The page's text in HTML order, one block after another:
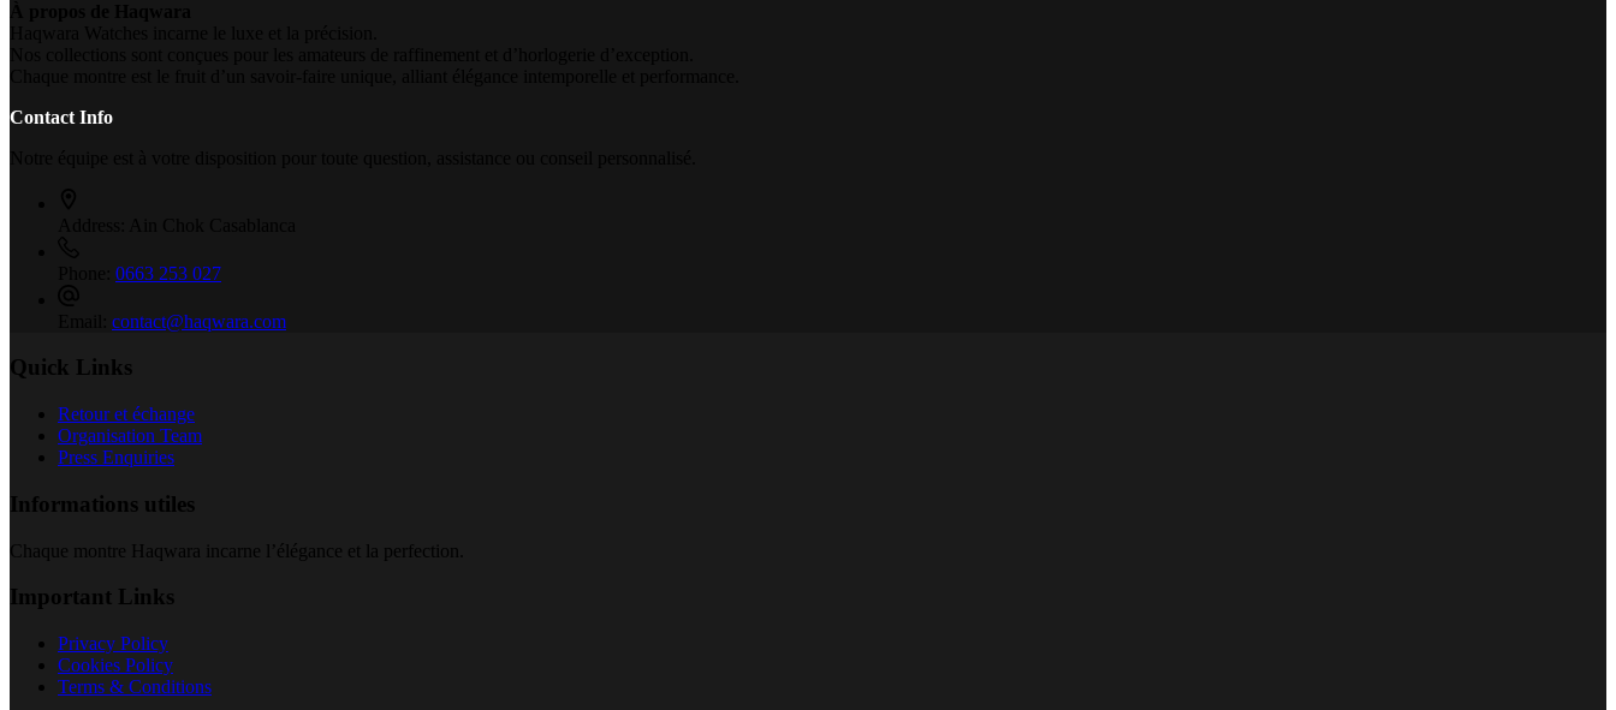
Contact Info
0663 253 027
contact@haqwara.com
Quick Links
Retour et échange
Organisation Team
Press Enquiries
Informations utiles
Chaque montre Haqwara incarne l’élégance et la perfection.
Important Links
Privacy Policy
Cookies Policy
Terms & Conditions